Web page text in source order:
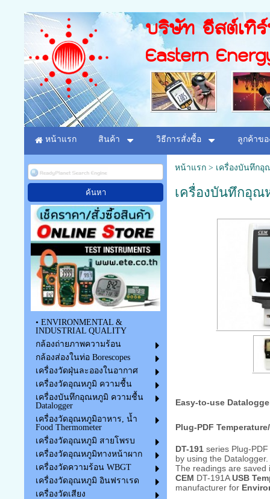
บริษัท อีสต์เทิ
Eastern
หน้าแรก สินค้า วิธีการสั่งซื้อ ลูกค้าขอ
• ENVIRONMENTAL &
INDUSTRIAL QUALITY
กล้องถ่ายภาพความร้อน
กล้องส่องในท่อ Borescopes
เครื่องวัดฝุ่นละอองในอากาศ
เครื่องวัดอุณหภูมิ ความชื้น
เครื่องบันทึกอุณหภูมิ ความชื้น
Datalogger
เครื่องวัดอุณหภูมิอาหาร, น้ำ
Food Thermometer
เครื่องวัดอุณหภูมิ สายโพรบ
เครื่องวัดอุณหภูมิทางหน้าผาก
เครื่องวัดความร้อน WBGT
เครื่องวัดอุณหภูมิ อินฟราเรด
เครื่องวัดเสียง
หน้าแรก> เครื่องบันทึกอุ
เครื่องบันทึกอุณห
Easy-to-use
Plug-PDF
DT-191series Plug-PDF
by using the Datalogger.
The readings are saved
CEM DT-191AUSB
manufacturer for